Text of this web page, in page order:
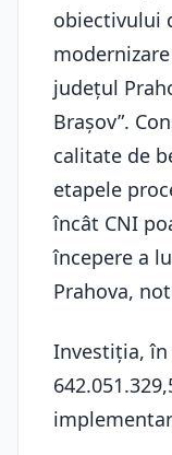
obiectivului
judeţul
Braşov”.
calitate de
etapele
încât CNI
începere a
Prahova,
Investiţia,